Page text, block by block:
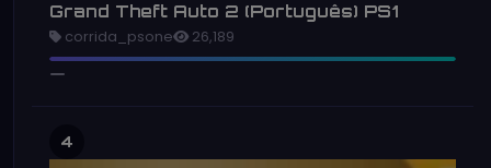
Grand Theft Auto 2 (Português) PS1
corrida_psone 26,189
4